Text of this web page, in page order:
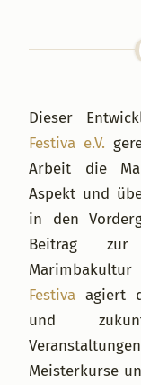
Dieser
Festiva e.V.
Arbeit die
Aspekt und
in den
Beitrag zur
Festiva agiert
und
Meisterkurse